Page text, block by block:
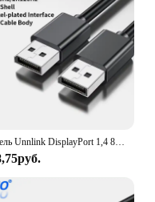
Кабель Unnlink DisplayPort 1,4 8K 60 Гц, 4K 165 Гц, 4K 144 Гц, 4K 120 Гц, 2K 240 Гц DP 5 м 3 м 2 м 1,5 м 1 м